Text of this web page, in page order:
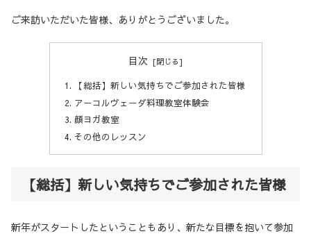
ご来訪いただいた皆様、ありがとうございました。
目次
【総括】新しい気持ちでご参加された皆様
アーコルヴェーダ料理教室体験会
顔ヨガ教室
その他のレッスン
【総括】新しい気持ちでご参加された皆様
新年がスタートしたということもあり、新たな目標を抱いて参加